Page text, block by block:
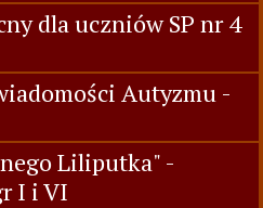
dla uczniów SP nr 4
Autyzmu -
Liliputka" -
I i VI